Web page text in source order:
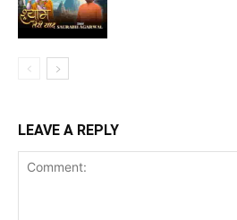
LEAVE A REPLY